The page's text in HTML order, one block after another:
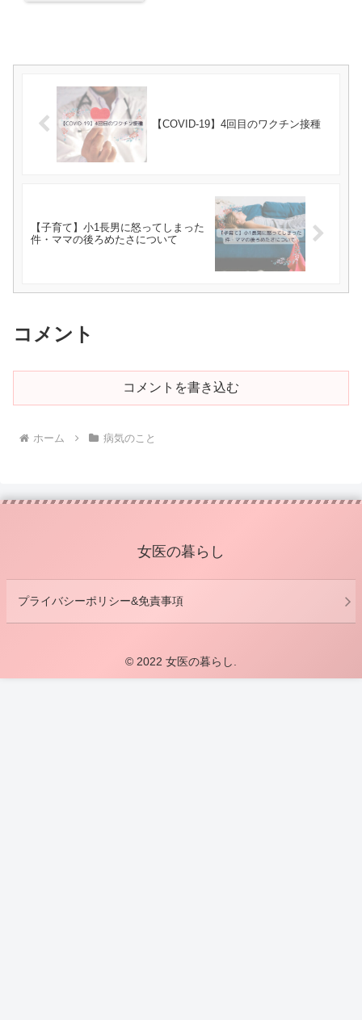
【COVID-19】4回目のワクチン接種
【子育て】小1長男に怒ってしまった
件・ママの後ろめたさについて
コメント
コメントを書き込む
ホーム 病気のこと
女医の暮らし
プライバシーポリシー&免責事項
© 2022 女医の暮らし.